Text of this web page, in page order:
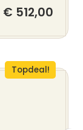
€ 512,00
Topdeal!